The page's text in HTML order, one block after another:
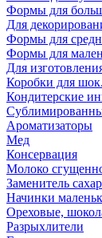
Формы для
Для
Формы для
Формы для
Для
Коробки для
Кондитерские
Ароматизаторы
Мед
Консервация
Молоко
Заменитель
Начинки
Ореховые,
Разрыхлители